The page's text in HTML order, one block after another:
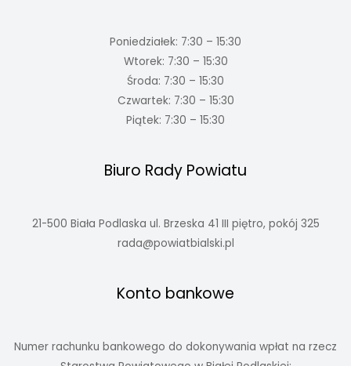
Poniedziałek: 7:30 – 15:30
Wtorek: 7:30 – 15:30
Środa: 7:30 – 15:30
Czwartek: 7:30 – 15:30
Piątek: 7:30 – 15:30
Biuro Rady Powiatu
21-500 Biała Podlaska ul. Brzeska 41 III piętro, pokój 325
rada@powiatbialski.pl
Konto bankowe
Numer rachunku bankowego do dokonywania wpłat na rzecz